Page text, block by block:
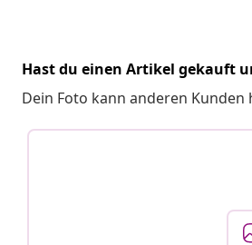
Hast du einen Artikel gekauft
Dein Foto kann anderen